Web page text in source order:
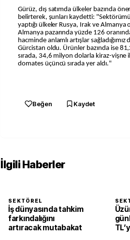
Gürüz, dış satımda ülkeler bazında
belirterek, şunları kaydetti:
yaptığı ülkeler Rusya, Irak ve
Almanya pazarında yüzde 126
hacminde anlamlı artışlar
Gürcistan oldu. Ürünler bazında ise
sırada, 34,6 milyon dolarla kiraz-vişne
domates üçüncü sırada yer aldı."
Beğen Kaydet
İlgili Haberler
SEKTÖREL
İş dünyasında tahkim
farkındalığını
artıracak mutabakat